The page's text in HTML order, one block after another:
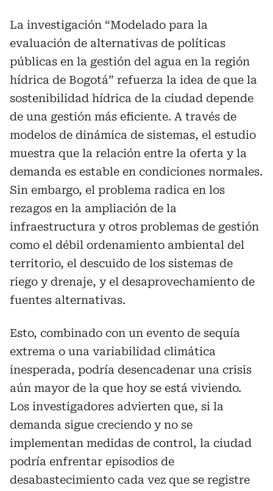
La investigación “Modelado para la
evaluación de alternativas de políticas
públicas en la gestión del agua en la región
hídrica de Bogotá” refuerza la idea de que la
sostenibilidad hídrica de la ciudad depende
de una gestión más eficiente. A través de
modelos de dinámica de sistemas, el estudio
muestra que la relación entre la oferta y la
demanda es estable en condiciones normales.
Sin embargo, el problema radica en los
rezagos en la ampliación de la
infraestructura y otros problemas de gestión
como el débil ordenamiento ambiental del
territorio, el descuido de los sistemas de
riego y drenaje, y el desaprovechamiento de
fuentes alternativas.
Esto, combinado con un evento de sequía
extrema o una variabilidad climática
inesperada, podría desencadenar una crisis
aún mayor de la que hoy se está viviendo.
Los investigadores advierten que, si la
demanda sigue creciendo y no se
implementan medidas de control, la ciudad
podría enfrentar episodios de
desabastecimiento cada vez que se registre